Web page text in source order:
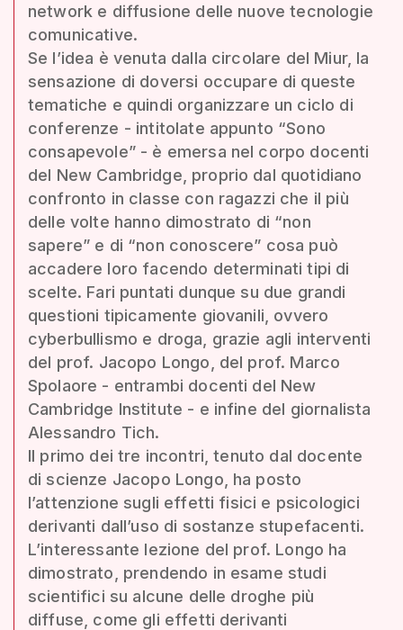
network e diffusione delle nuove tecnologie
comunicative.
Se l’idea è venuta dalla circolare del Miur, la
sensazione di doversi occupare di queste
tematiche e quindi organizzare un ciclo di
conferenze - intitolate appunto “Sono
consapevole” - è emersa nel corpo docenti
del New Cambridge, proprio dal quotidiano
confronto in classe con ragazzi che il più
delle volte hanno dimostrato di “non
sapere” e di “non conoscere” cosa può
accadere loro facendo determinati tipi di
scelte. Fari puntati dunque su due grandi
questioni tipicamente giovanili, ovvero
cyberbullismo e droga, grazie agli interventi
del prof. Jacopo Longo, del prof. Marco
Spolaore - entrambi docenti del New
Cambridge Institute - e infine del giornalista
Alessandro Tich.
Il primo dei tre incontri, tenuto dal docente
di scienze Jacopo Longo, ha posto
l’attenzione sugli effetti fisici e psicologici
derivanti dall’uso di sostanze stupefacenti.
L’interessante lezione del prof. Longo ha
dimostrato, prendendo in esame studi
scientifici su alcune delle droghe più
diffuse, come gli effetti derivanti